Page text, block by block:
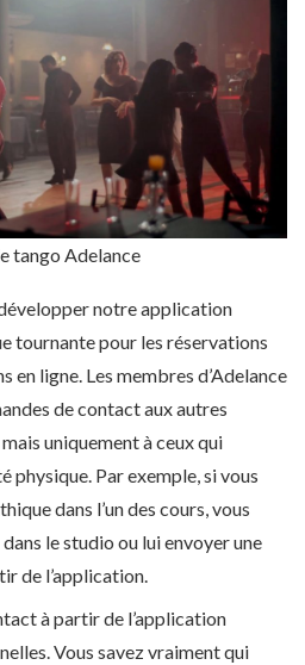
tango Adelance
notre application
tournante pour les réservations
en ligne. Les membres d’Adelance
de contact aux autres
uniquement à ceux qui
Par exemple, si vous
dans l’un des cours, vous
le studio ou lui envoyer une
de l’application.
à partir de l’application
Vous savez vraiment qui